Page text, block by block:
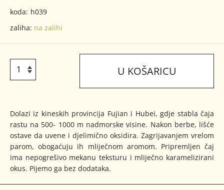
koda: h039
zaliha: na zalihi
U KOŠARICU
Dolazi iz kineskih provincija Fujian i Hubei, gdje stabla čaja
rastu na 500- 1000 m nadmorske visine. Nakon berbe, lišće
ostave da uvene i djelimično oksidira. Zagrijavanjem vrelom
parom, obogaćuju ih mliječnom aromom. Pripremljen čaj
ima nepogrešivo mekanu teksturu i mliječno karamelizirani
okus. Pijemo ga bez dodataka.